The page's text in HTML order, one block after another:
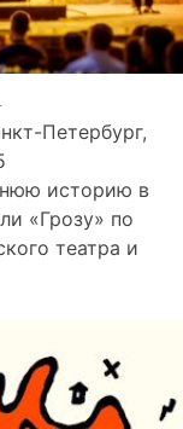
Петербург,
историю в
«Грозу» по
театра и